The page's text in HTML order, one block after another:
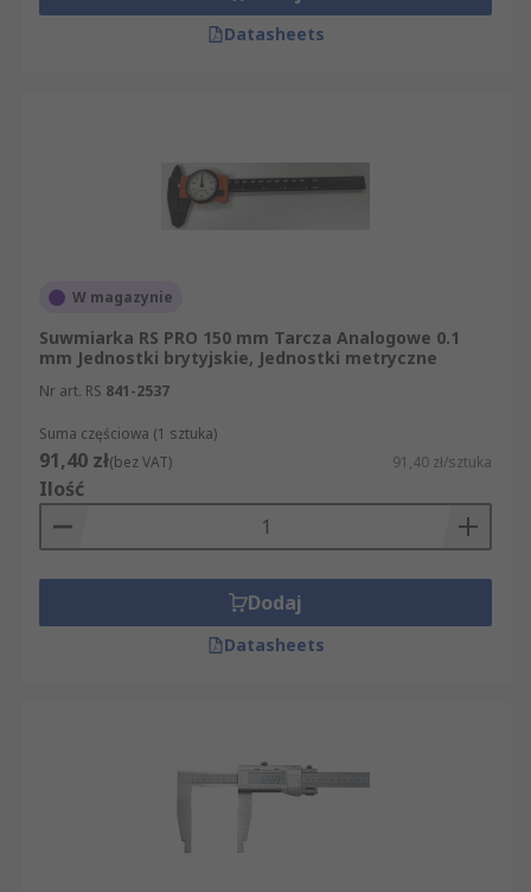
Datasheets
W magazynie
Suwmiarka RS PRO 150 mm Tarcza Analogowe 0.1
mm Jednostki brytyjskie, Jednostki metryczne
Nr art. RS 841-2537
Suma częściowa (1 sztuka)
91,40 zł(bez VAT) 91,40 zł/sztuka
Ilość
Dodaj
Datasheets